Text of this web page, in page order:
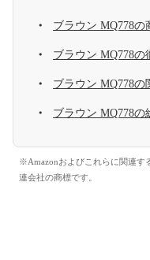
ブラウン MQ778の
ブラウン MQ778の
ブラウン MQ778の
ブラウン MQ778の
※Amazonおよびこれらに関連す
連会社の商標です。